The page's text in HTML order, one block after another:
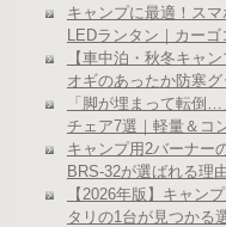
キャンプに最適！ス
LEDランタン｜カー
【車中泊・秋冬キャ
オギのあったか防寒グ
「脚が埋まって転倒
チェア7選｜軽量＆コ
キャンプ用2バーナー
BRS-32が選ばれる理
【2026年版】キャン
タリの1台が見つかる